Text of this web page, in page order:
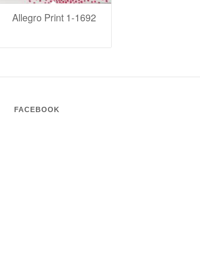
Allegro Print 1-1692
FACEBOOK